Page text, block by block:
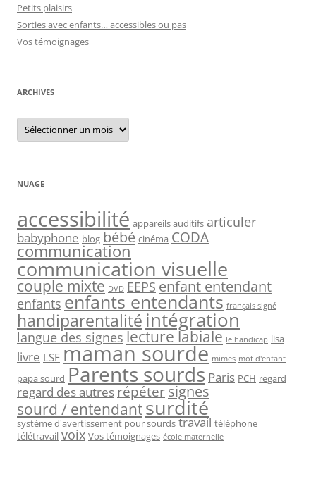
Petits plaisirs
Sorties avec enfants… accessibles ou pas
Vos témoignages
ARCHIVES
Archives
NUAGE
accessibilité appareils auditifs articuler
babyphone blog bébé cinéma CODA
communication
communication visuelle
couple mixte DVD EEPS enfant entendant
enfants enfants entendants français signé
handiparentalitéintégration
langue des signes lecture labiale le handicap lisa
livre LSF maman sourde mimes mot d'enfant
papa sourd Parents sourds Paris PCH regard
regard des autresrépétersignes
sourd / entendantsurdité
système d'avertissement pour sourds travail téléphone
télétravail voix Vos témoignages école maternelle